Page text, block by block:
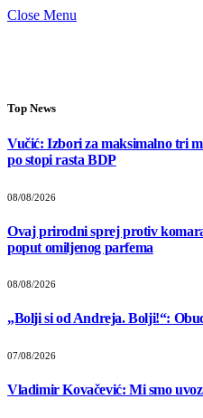
Close Menu
Top News
Vučić: Izbori za maksimalno tri
po stopi rasta BDP
08/08/2026
Ovaj prirodni sprej protiv
poput omiljenog parfema
08/08/2026
„Bolji si od Andreja. Bolji!“:
07/08/2026
Vladimir Kovačević: Mi smo